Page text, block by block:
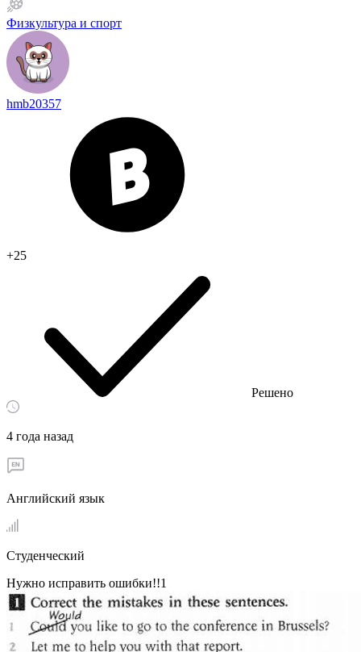
Физкультура и спорт
hmb20357
+25
Решено
4 года назад
Английский язык
Студенческий
Нужно исправить ошибки!!1